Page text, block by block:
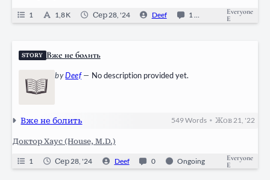
1 1,8 K Сер 28, '24 Deef 1 Ongoing
Everyone
E
STORY Вже не болить
byDeef— No description provided yet.
Вже не болить 549Words •Жов 21, '22
Доктор Хаус (House, M.D.)
1 Сер 28, '24 Deef 0 Ongoing
Everyone
E